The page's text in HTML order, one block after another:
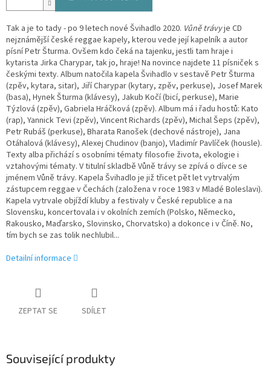
Tak a je to tady - po 9 letech nové Švihadlo 2020. Vůně trávyje CD
nejznámější české reggae kapely, kterou vede její kapelník a autor
písní Petr Šturma. Ovšem kdo čeká na tajenku, jestli tam hraje i
kytarista Jirka Charypar, tak jo, hraje! Na novince najdete 11 písniček s
českými texty. Album natočila kapela Švihadlo v sestavě Petr Šturma
(zpěv, kytara, sitar), Jiří Charypar (kytary, zpěv, perkuse), Josef Marek
(basa), Hynek Šturma (klávesy), Jakub Kočí (bicí, perkuse), Marie
Týzlová (zpěv), Gabriela Hráčková (zpěv). Album má i řadu hostů: Kato
(rap), Yannick Tevi (zpěv), Vincent Richards (zpěv), Michal Šeps (zpěv),
Petr Rubáš (perkuse), Bharata Ranošek (dechové nástroje), Jana
Otáhalová (klávesy), Alexej Chudinov (banjo), Vladimír Pavlíček (housle).
Texty alba přichází s osobními tématy filosofie života, ekologie i
vztahovými tématy. V titulní skladbě Vůně trávy se zpívá o dívce se
jménem Vůně trávy. Kapela Švihadlo je již třicet pět let vytrvalým
zástupcem reggae v Čechách (založena v roce 1983 v Mladé Boleslavi).
Kapela vytrvale objíždí kluby a festivaly v České republice a na
Slovensku, koncertovala i v okolních zemích (Polsko, Německo,
Rakousko, Maďarsko, Slovinsko, Chorvatsko) a dokonce i v Číně. No,
tím bych se zas tolik nechlubil...
Detailní informace
ZEPTAT SE SDÍLET
Související produkty